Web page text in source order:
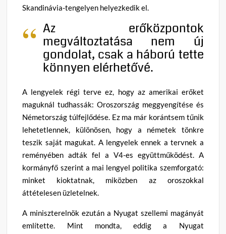
Skandinávia-tengelyen helyezkedik el.
Az erőközpontok
megváltoztatása nem új
gondolat, csak a háború tette
könnyen elérhetővé.
A lengyelek régi terve ez, hogy az amerikai erőket
maguknál tudhassák: Oroszország meggyengítése és
Németország túlfejlődése. Ez ma már korántsem tűnik
lehetetlennek, különösen, hogy a németek tönkre
teszik saját magukat. A lengyelek ennek a tervnek a
reményében adták fel a V4-es együttműködést. A
kormányfő szerint a mai lengyel politika szemforgató:
minket kioktatnak, miközben az oroszokkal
áttételesen üzletelnek.
A miniszterelnök ezután a Nyugat szellemi magányát
említette. Mint mondta, eddig a Nyugat